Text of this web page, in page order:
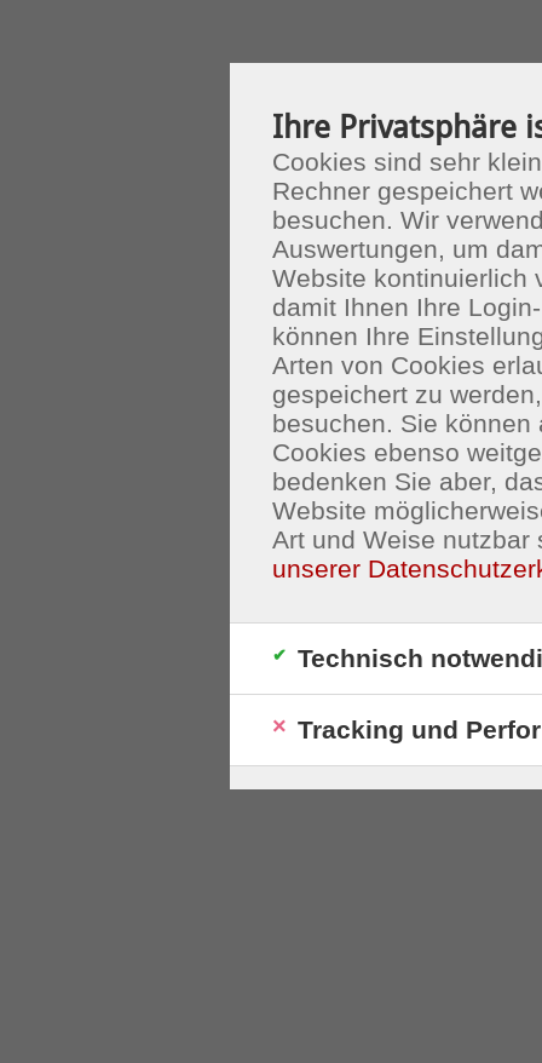
Ihre Privatsphäre
Cookies sind sehr
Rechner gespeichert
besuchen. Wir
Auswertungen, um
Website kontinuierlich
damit Ihnen Ihre
können Ihre
Arten von Cookies
gespeichert zu
besuchen. Sie
Cookies ebenso
bedenken Sie aber,
Website
Art und Weise nutzbar
unserer
Technisch
Tracking und